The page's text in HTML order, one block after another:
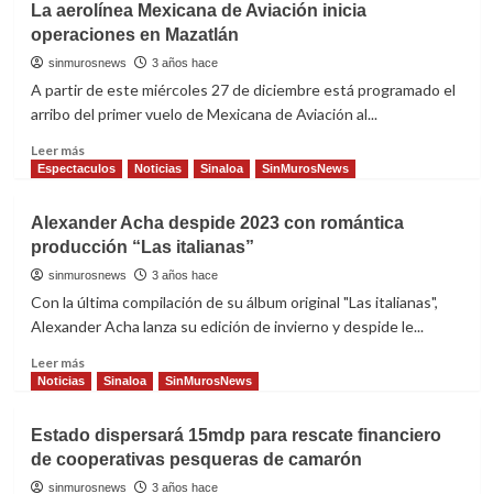
en
Elota
a
tener
en
de
La aerolínea Mexicana de Aviación inicia
operaciones en Mazatlán
sinmurosnews 3 años hace
A partir de este miércoles 27 de diciembre está programado el
arribo del primer vuelo de Mexicana de Aviación al...
Leer másRead
more
aerolínea
Mexicana
de
Aviación
operaciones
Mazatlán
Espectaculos Noticias Sinaloa SinMurosNews
Alexander Acha despide 2023 con romántica
producción “Las italianas”
sinmurosnews 3 años hace
Con la última compilación de su álbum original "Las italianas",
Alexander Acha lanza su edición de invierno y despide le...
Leer másRead
more
Acha
despide
2023
Noticias Sinaloa SinMurosNews
Estado dispersará 15mdp para rescate financiero
de cooperativas pesqueras de camarón
sinmurosnews 3 años hace